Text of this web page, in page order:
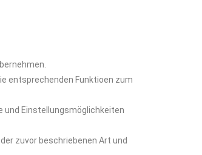
entsprechenden Funktioen zum
und Einstellungsmöglichkeiten
zuvor beschriebenen Art und